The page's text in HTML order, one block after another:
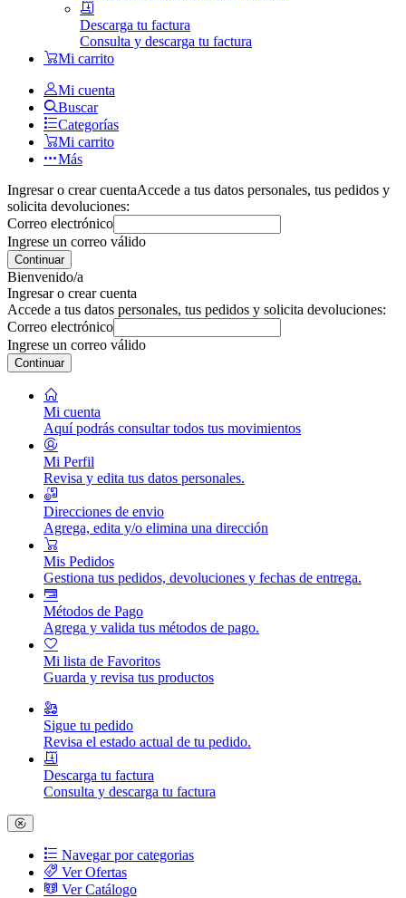
Descarga tu factura
Consulta y descarga tu factura
Mi carrito
Mi cuenta
Buscar
Categorías
Mi carrito
Más
Ingresar o crear cuentaAccede a tus datos personales, tus pedidos y
solicita devoluciones:
Correo electrónico
Ingrese un correo válido
Continuar
Bienvenido/a
Ingresar o crear cuenta
Accede a tus datos personales, tus pedidos y solicita devoluciones:
Correo electrónico
Ingrese un correo válido
Continuar
Mi cuenta
Aquí podrás consultar todos tus movimientos
Mi Perfil
Revisa y edita tus datos personales.
Direcciones de envio
Agrega, edita y/o elimina una dirección
Mis Pedidos
Gestiona tus pedidos, devoluciones y fechas de entrega.
Métodos de Pago
Agrega y valida tus métodos de pago.
Mi lista de Favoritos
Guarda y revisa tus productos
Sigue tu pedido
Revisa el estado actual de tu pedido.
Descarga tu factura
Consulta y descarga tu factura
Navegar por categorias
Ver Ofertas
Ver Catálogo